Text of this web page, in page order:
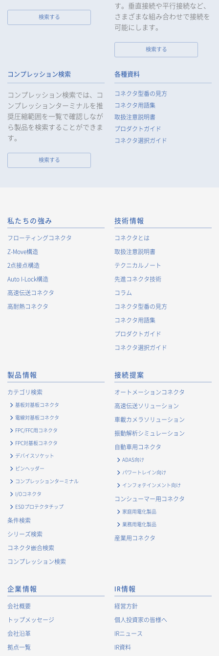
当社は、個人情報報保護のための管理体制および取り組みを継
続的に見直し、定期的に評価を実施し、その改善に努めてまい
ります。
個人情報の取得
当社は、当社サービスの提供にあたり、お客様等の氏名、住
所、電話番号、電子メールアドレス、勤務先情報（所属会社
名、所属部署名、役職、住所、電話（FAX）番号等）、性別、銀
行口座情報等の個人情報を取得します。当社は、適正に個人情
報を取得し、偽りその他不正の手段により取得することはいた
なお、当社は、Cookieおよびその他のトラッキング技術（例え
ばWebビーコン）を使用して、IPアドレス等の識別子を含む、
られる場合のCookie情報は、後掲及びCookieポリシーに従って
取り扱います。https://www.irisoele.com/jp/cookie/
2. 個人情報の利用目的
当社が取得する個人情報の利用目的は、次の通りです。当社
は、次の利用目的を、関連性を有すると合理的に認められる範
囲で変更することがあり、変更した場合には、変更された利用
お客様に対する当社製品のご案内のため
お客様に対するキャンペーン、イベント開催案内等の情報
等、お客様へのサービス向上のため
・
お客様の情報管理のため
・
お客様との取引の進捗状況を管理するため
・
お客様に対してアンケートを実施するため
・
お客様からのお問合せに対して対応するため
・
マーケティング調査及び分析のため
お取引先および業務上関係する他社・団体・官公庁の方に関す
る個人情報
・
お問い合わせ対応、商談、打合せ等業務上必要な対応およ
・
契約の履行または事業上必要な取引先情報の管理のため
・
当社事業および取引に関するアンケート調査等への協力依
・
官公庁・各種業界団体等への報告・届出のため
採用応募者に関する個人情報
・
採用選考のため
・
当社における採用業務管理のため
・
その他、法令の定め、または法的権限のある当局の法令に
検索する
す。垂直接続や平行接続など、
さまざまな組み合わせで接続を
可能にします。
検索する
コンプレッション検索
コンプレッション検索では、コ
ンプレッションターミナルを推
奨圧縮範囲を一覧で確認しなが
ら製品を検索することができま
す。
検索する
各種資料
コネクタ型番の見方
コネクタ用語集
取扱注意説明書
プロダクトガイド
コネクタ選択ガイド
私たちの強み
フローティングコネクタ
Z-Move構造
2点接点構造
Auto I-Lock構造
高速伝送コネクタ
高耐熱コネクタ
技術情報
コネクタとは
取扱注意説明書
テクニカルノート
先進コネクタ技術
コラム
コネクタ型番の見方
コネクタ用語集
プロダクトガイド
コネクタ選択ガイド
製品情報
カテゴリ検索
基板対基板コネクタ
電線対基板コネクタ
FPC/FFC用コネクタ
FPC対基板コネクタ
デバイスソケット
ピンヘッダー
コンプレッションターミナル
I/Oコネクタ
ESDプロテクタチップ
条件検索
シリーズ検索
コネクタ嵌合検索
コンプレッション検索
接続提案
オートメーションコネクタ
高速伝送ソリューション
車載カメラソリューション
振動解析シミュレーション
自動車用コネクタ
ADAS向け
パワートレイン向け
インフォテインメント向け
コンシューマー用コネクタ
家庭用電化製品
業務用電化製品
産業用コネクタ
企業情報
会社概要
トップメッセージ
会社沿革
拠点一覧
IR情報
経営方針
個人投資家の皆様へ
IRニュース
IR資料